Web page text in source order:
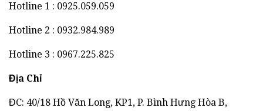
Hotline 1 : 0925.059.059
Hotline 2 : 0932.984.989
Hotline 3 : 0967.225.825
Địa Chỉ
ĐC: 40/18 Hồ Văn Long, KP1, P. Bình Hưng Hòa B,